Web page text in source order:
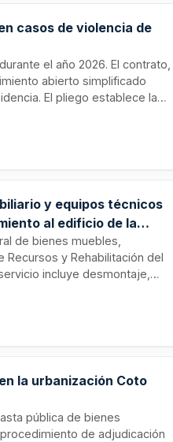
casos de violencia de
el año 2026. El contrato,
abierto simplificado
El pliego establece las
y equipos técnicos
al edificio de la
de bienes muebles,
y Rehabilitación del
incluye desmontaje,
materiales, auxiliares y
de los bienes durante
la urbanización Coto
pública de bienes
de adjudicación